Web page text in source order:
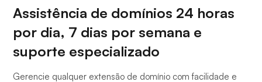
Assistência de domínios 24 horas
por dia, 7 dias por semana e
suporte especializado
Gerencie qualquer extensão de domínio com facilidade e